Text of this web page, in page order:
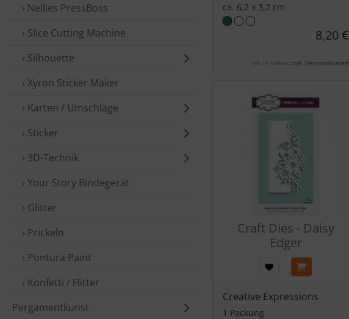
› Nellies PressBoss
› Slice Cutting Machine
› Silhouette
› Xyron Sticker Maker
› Karten / Umschläge
› Sticker
› 3D-Technik
› Your Story Bindegerät
› Glitter
› Prickeln
› Pontura Paint
› Konfetti / Flitter
Pergamentkunst
ca. 6,2 x 3,2 cm
8,20 €
inkl. 19 % MwSt. zzgl. Versandkosten
Craft Dies - Daisy
Edger
Creative Expressions
1 Packung